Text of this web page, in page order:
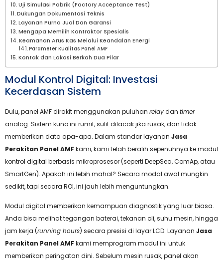
Uji Simulasi Pabrik (Factory Acceptance Test)
Dukungan Dokumentasi Teknis
Layanan Purna Jual Dan Garansi
Mengapa Memilih Kontraktor Spesialis
Keamanan Arus Kas Melalui Keandalan Energi
Parameter Kualitas Panel AMF
Kontak dan Lokasi Berkah Dua Pilar
Modul Kontrol Digital: Investasi
Kecerdasan Sistem
Dulu, panel AMF dirakit menggunakan puluhan relaydan timer
analog. Sistem kuno ini rumit, sulit dilacak jika rusak, dan tidak
memberikan data apa-apa. Dalam standar layanan Jasa
Perakitan Panel AMFkami, kami telah beralih sepenuhnya ke modul
kontrol digital berbasis mikroprosesor (seperti DeepSea, ComAp, atau
SmartGen). Apakah ini lebih mahal? Secara modal awal mungkin
sedikit, tapi secara ROI, ini jauh lebih menguntungkan.
Modul digital memberikan kemampuan diagnostik yang luar biasa.
Anda bisa melihat tegangan baterai, tekanan oli, suhu mesin, hingga
jam kerja (running hours) secara presisi di layar LCD. Layanan Jasa
Perakitan Panel AMFkami memprogram modul ini untuk
memberikan peringatan dini. Sebelum mesin rusak, panel akan